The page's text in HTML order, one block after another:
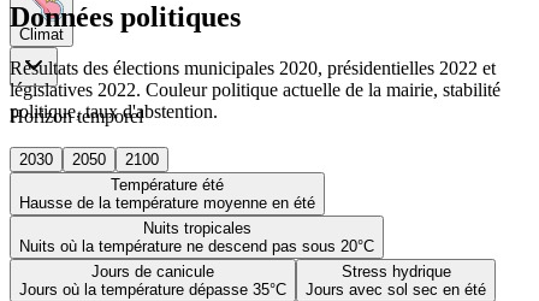
Climat
Horizon temporel
2030 2050
2100
Température été
Hausse de la température moyenne en été
Nuits tropicales
Nuits où la température ne descend pas sous 20°C
Jours de canicule
Jours où la température dépasse 35°C
Stress hydrique
Jours avec sol sec en été
Données politiques
Résultats des élections municipales 2020, présidentielles 2022 et
législatives 2022. Couleur politique actuelle de la mairie, stabilité
politique, taux d'abstention.